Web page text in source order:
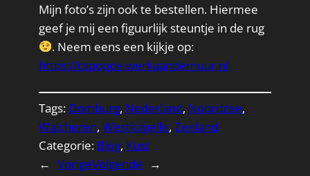
Mijn foto’s zijn ook te bestellen. Hiermee
geef je mij een figuurlijk steuntje in de rug
. Neem eens een kijkje op:
https://cspoppe.werkaandemuur.nl
Tags: Domburg, Nederland, Noordzee
Walcheren, Westkapelle, Zeeland
Categorie: Blog, Kust
← VorigeVolgende →